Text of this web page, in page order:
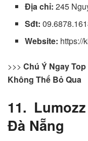
Địa chỉ: 245
Sđt:
Website: https://
>>> Chú Ý Ngay
Không Thể Bỏ Qua
11.
Đà Nẵng